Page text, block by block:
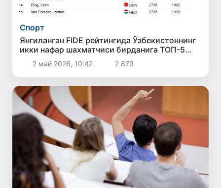
Спорт
Янгиланган FIDE рейтингида Ўзбекистоннинг
икки нафар шахматчиси бирданига ТОП-5
таликка кирди
2 май 2026, 10:42 2 879